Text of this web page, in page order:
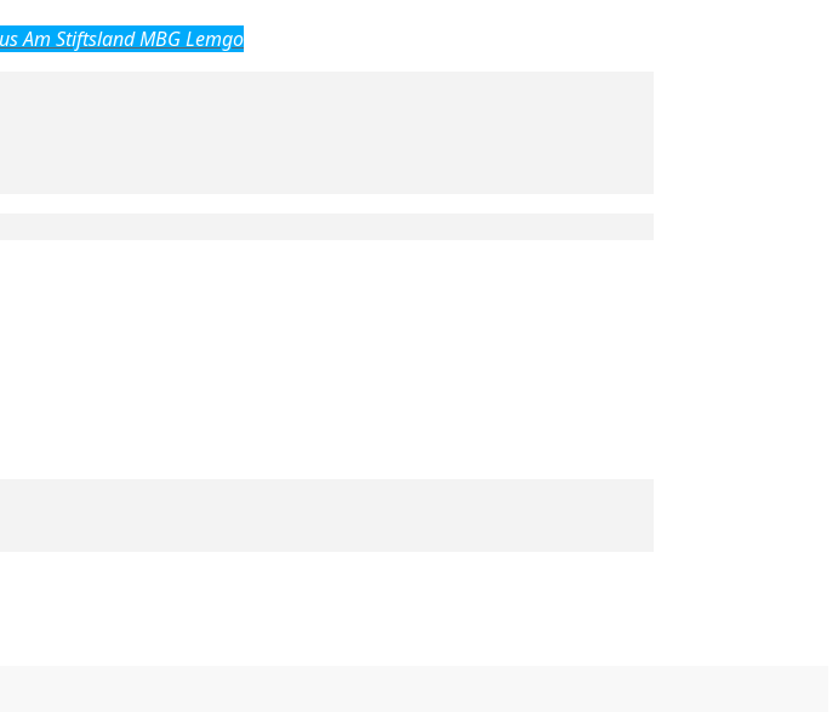
Am Stiftsland MBG Lemgo